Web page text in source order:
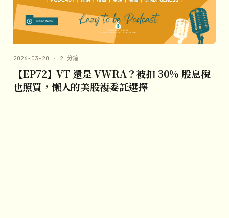
2026-03-20 · 2 分鐘
【EP72】VT 還是 VWRA？被扣 30% 股息稅
也照買，懶人的美股複委託選擇